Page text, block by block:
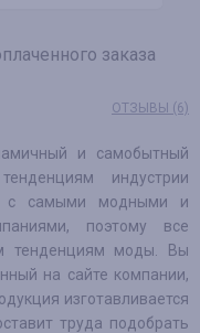
заказа
ОТЗЫВЫ (6)
и самобытный
индустрии
с самыми модными и
поэтому все
тенденциям моды. Вы
на сайте компании,
изготавливается
труда подобрать